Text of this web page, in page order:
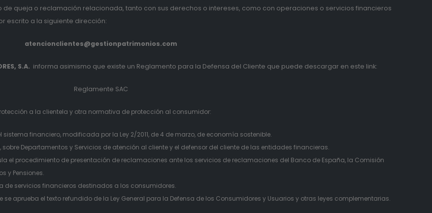
queja o reclamación relacionada, tanto con sus derechos o intereses, como con operaciones o servicios financieros
escrito a la siguiente dirección:
atencionclientes@gestionpatrimonios.com
S.A. informa asimismo que existe un Reglamento para la Defensa del Cliente que puede descargar en este link:
Reglamente SAC
a la clientela y otra normativa de protección al consumidor:
financiero, modificada por la Ley 2/2011, de 4 de marzo, de economía sostenible.
Departamentos y Servicios de atención al cliente y el defensor del cliente de las entidades financieras.
el procedimiento de presentación de reclamaciones ante los servicios de reclamaciones del Banco de España, la Comisión
y Pensiones.
servicios financieros destinados a los consumidores.
aprueba el texto refundido de la Ley General para la Defensa de los Consumidores y Usuarios y otras leyes complementarias.